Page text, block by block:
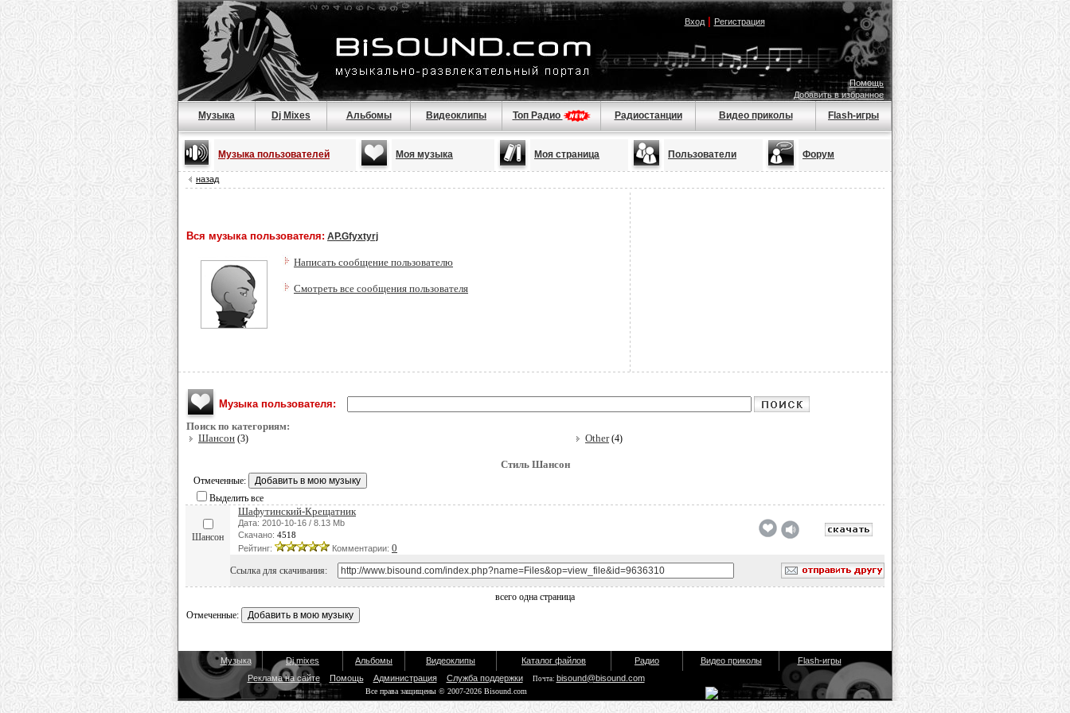
Вход| Регистрация
Помощь
Добавить в избранное
Музыка Dj Mixes Альбомы Видеоклипы Топ Радио Радиостанции Видео приколы Flash-игры
Музыка пользователей Моя музыка Моя страница Пользователи Форум
назад
Вся музыка пользователя: AP.Gfyxtyrj
Написать сообщение пользователю
Смотреть все сообщения пользователя
Музыка пользователя:
Поиск по категориям:
Шансон (3) Other(4)
Стиль Шансон
Отмеченные:
Выделить все
Шансон
Шафутинский-Крещатник
Дата: 2010-10-16 / 8.13 Mb
Скачано: 4518
Рейтинг:
Комментарии: 0
Ссылка для скачивания:
всего одна страница
Отмеченные:
Музыка Dj mixes Альбомы Видеоклипы Каталог файлов Радио Видео приколы
Flash-игры
Реклама на сайте
Помощь Администрация Служба поддержки Почта: bisound@bisound.com
Все права защищены © 2007-2026 Bisound.com